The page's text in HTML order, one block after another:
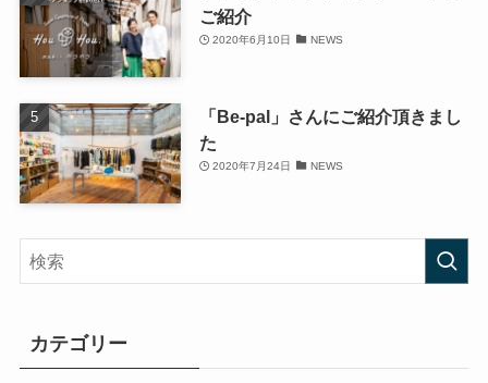
ご紹介
2020年6月10日 NEWS
「Be-pal」さんにご紹介頂きまし
た
2020年7月24日 NEWS
カテゴリー